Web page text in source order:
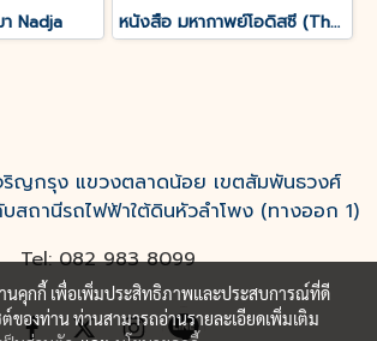
Nadja หนังสือ มหากาพย์โอดิสซี (The Odyssey of Homer)
ญกรุง แขวงตลาดน้อย เขตสัมพันธวงศ์
สถานีรถไฟฟ้าใต้ดินหัวลำโพง (ทางออก 1)
Tel: 082 983 8099
านคุกกี้ เพื่อเพิ่มประสิทธิภาพและประสบการณ์ที่ดี
ต์ของท่าน ท่านสามารถอ่านรายละเอียดเพิ่มเติม